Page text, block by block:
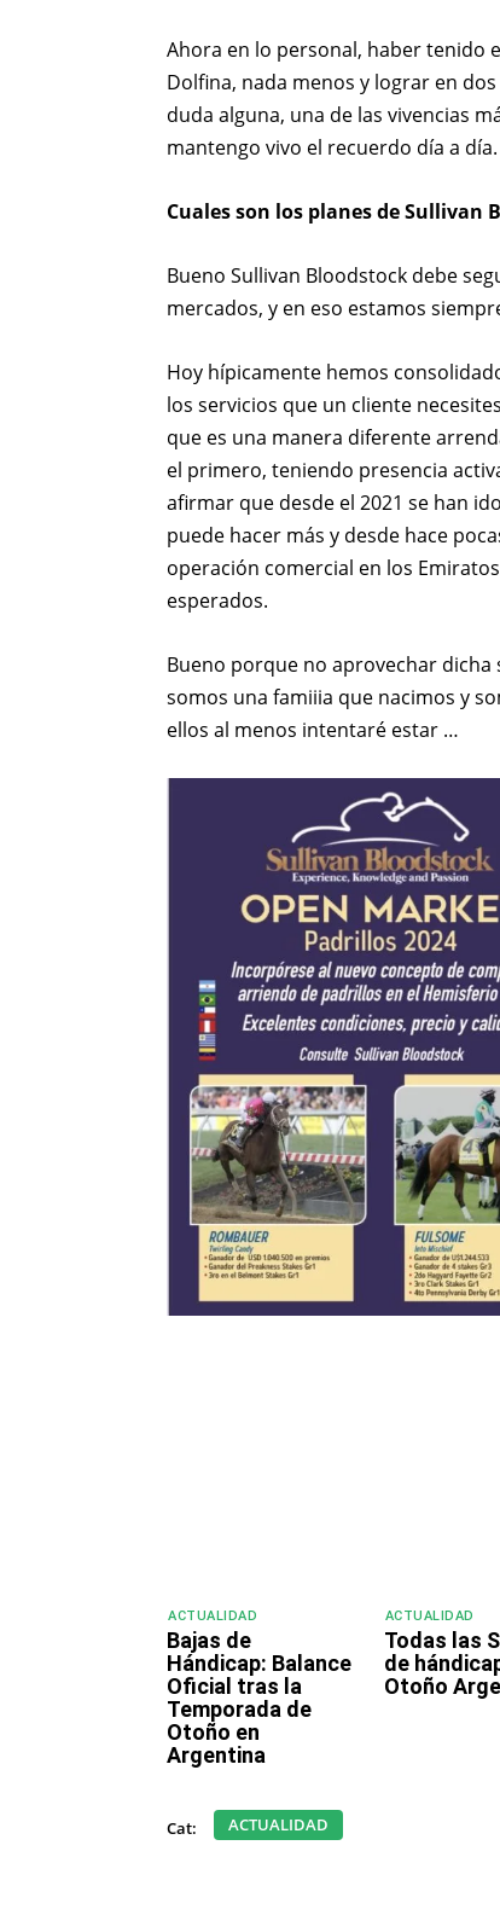
Ahora en lo personal, haber tenido
Dolfina, nada menos y lograr en
duda alguna, una de las vivencias
mantengo vivo el recuerdo día a día.
Cuales son los planes de Sullivan
Bueno Sullivan Bloodstock debe
mercados, y en eso estamos
Hoy hípicamente hemos
los servicios que un cliente
que es una manera diferente
el primero, teniendo presencia
afirmar que desde el 2021 se han
puede hacer más y desde hace
operación comercial en los
esperados.
Bueno porque no aprovechar
somos una famiiia que nacimos y
ellos al menos intentaré estar …
ACTUALIDAD
Bajas de
Hándicap: Balance
Oficial tras la
Temporada de
Otoño en
Argentina
ACTUALIDAD
Todas las
de
Otoño
Cat: ACTUALIDAD